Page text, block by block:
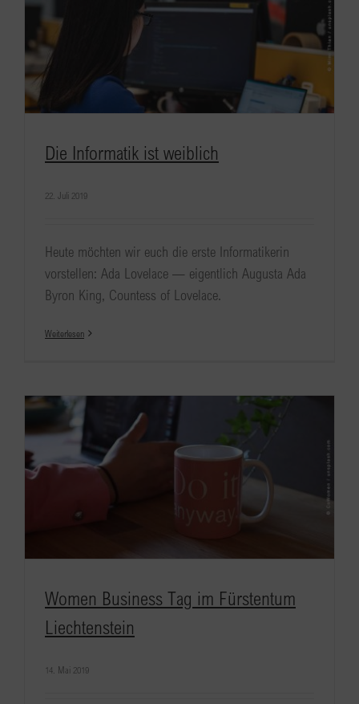
Die Informatik ist weiblich
22. Juli 2019
Heute möchten wir euch die erste Informatikerin
vorstellen: Ada Lovelace — eigentlich Augusta Ada
Byron King, Countess of Lovelace.
Weiterlesen
Women Business Tag im Fürstentum
Liechtenstein
14. Mai 2019